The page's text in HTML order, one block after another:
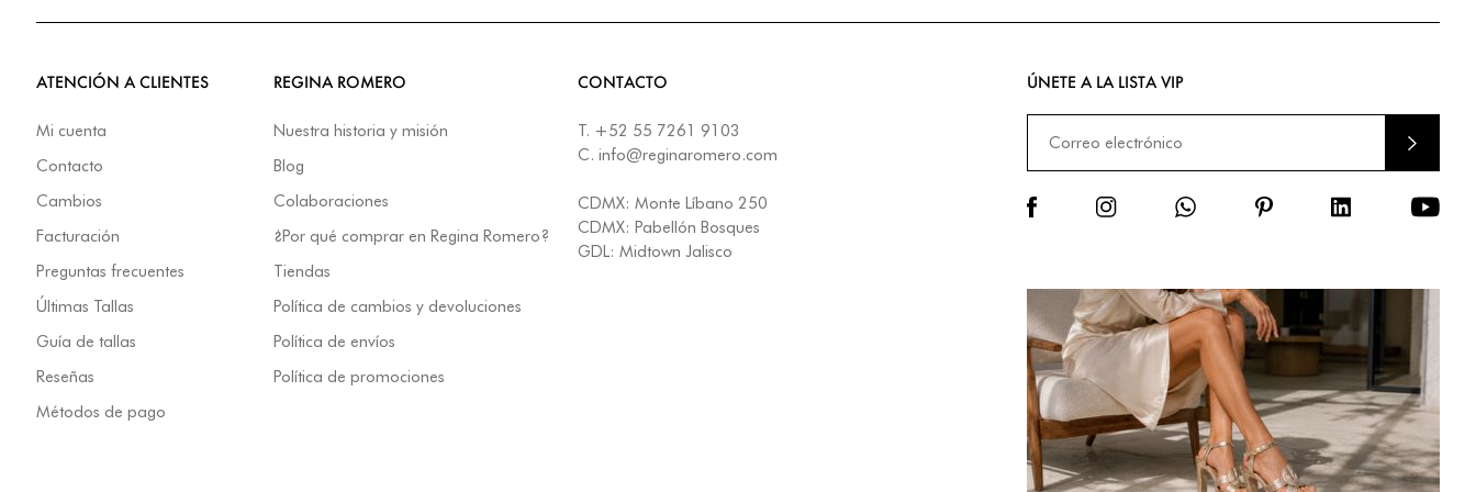
ATENCIÓN A CLIENTES
Mi cuenta
Contacto
Cambios
Facturación
Preguntas frecuentes
Últimas Tallas
Guía de tallas
Reseñas
Métodos de pago
REGINA ROMERO
Nuestra historia y misión
Blog
Colaboraciones
¿Por qué comprar en Regina Romero?
Tiendas
Política de cambios y devoluciones
Política de envíos
Política de promociones
CONTACTO
T. +52 55 7261 9103
C. info@reginaromero.com
CDMX: Monte Líbano 250
CDMX: Pabellón Bosques
GDL: Midtown Jalisco
ÚNETE A LA LISTA VIP
ENVIA
R